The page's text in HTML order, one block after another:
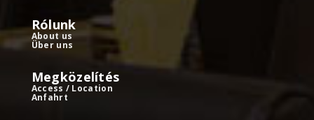
Rólunk
About us
Über uns
Megközelítés
Access / Location
Anfahrt